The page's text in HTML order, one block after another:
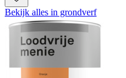
Bekijk alles in grondverf